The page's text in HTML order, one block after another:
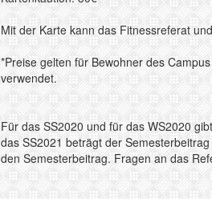
Mit der Karte kann das Fitnessreferat
*Preise gelten für Bewohner des
verwendet.
Für das SS2020 und für das WS2020
das SS2021 beträgt der
den Semesterbeitrag. Fragen an das